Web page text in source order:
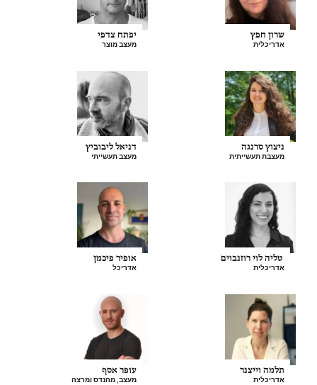
שרון חפץ
אדריכלית
יפתח צדפי
מעצב מוצר
ניצוץ סרנגה
מעצבת תעשייתית
דניאל ליבוביץ
מעצב תעשייתי
טליה לוי רוזנבוים
אדריכלית
אופיר פיכמן
אדריכל
תלמה וייצנר
אדריכלית
עופר אסף
מעצב, מהנדס ומרצה